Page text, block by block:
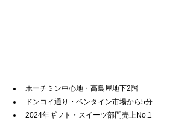
ホーチミン中心地・高島屋地下2階
ドンコイ通り・ベンタイン市場から5分
2024年ギフト・スイーツ部門売上No.1